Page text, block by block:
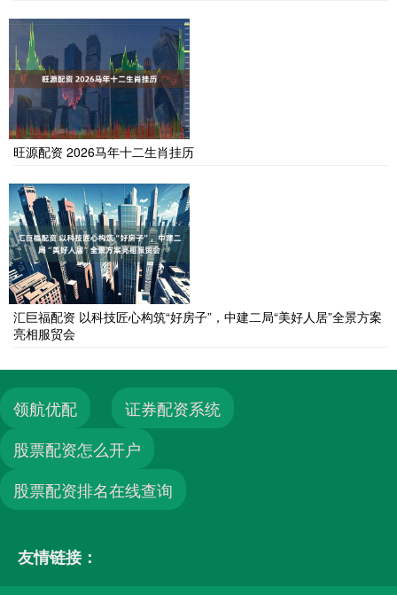
旺源配资 2026马年十二生肖挂历
汇巨福配资 以科技匠心构筑“好房子”，中建二局“美好人居”全景方案
亮相服贸会
领航优配
证券配资系统
股票配资怎么开户
股票配资排名在线查询
友情链接：